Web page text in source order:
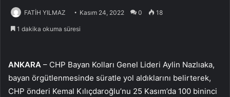
FATİH YILMAZ Kasım 24, 2022 0 18
1 dakika okuma süresi
ANKARA – CHP Bayan Kolları Genel Lideri Aylin Nazlıaka,
bayan örgütlenmesinde süratle yol aldıklarını belirterek,
CHP önderi Kemal Kılıçdaroğlu’nu 25 Kasım’da 100 bininci